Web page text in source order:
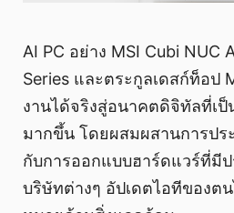
AI PC อย่าง MSI Cubi NUC
Series และตระกูลเดสก์ท็อป
งานได้จริงสู่อนาคตดิจิทัลที่เ
มากขึ้น โดยผสมผสานการปร
กับการออกแบบฮาร์ดแวร์ที่มี
บริษัทต่างๆ อัปเดตไอทีของต